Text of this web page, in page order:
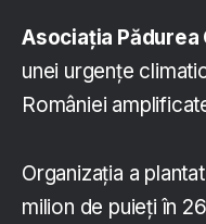
Asociația Pădurea
unei urgențe
României
Organizația a
milion de puieți în